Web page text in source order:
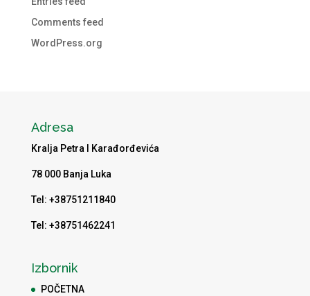
Comments feed
WordPress.org
Adresa
Kralja Petra I Karađorđevića
78 000 Banja Luka
Tel: +38751211840
Tel: +38751462241
Izbornik
POČETNA